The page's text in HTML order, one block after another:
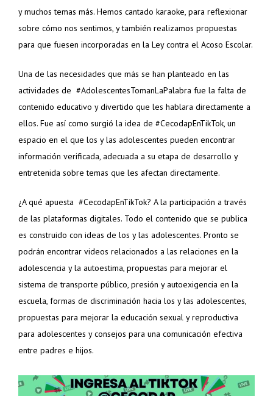
y muchos temas más. Hemos cantado karaoke, para reflexionar
sobre cómo nos sentimos, y también realizamos propuestas
para que fuesen incorporadas en la Ley contra el Acoso Escolar.
Una de las necesidades que más se han planteado en las
actividades de #AdolescentesTomanLaPalabra fue la falta de
contenido educativo y divertido que les hablara directamente a
ellos. Fue así como surgió la idea de #CecodapEnTikTok, un
espacio en el que los y las adolescentes pueden encontrar
información verificada, adecuada a su etapa de desarrollo y
entretenida sobre temas que les afectan directamente.
¿A qué apuesta #CecodapEnTikTok? A la participación a través
de las plataformas digitales. Todo el contenido que se publica
es construido con ideas de los y las adolescentes. Pronto se
podrán encontrar videos relacionados a las relaciones en la
adolescencia y la autoestima, propuestas para mejorar el
sistema de transporte público, presión y autoexigencia en la
escuela, formas de discriminación hacia los y las adolescentes,
propuestas para mejorar la educación sexual y reproductiva
para adolescentes y consejos para una comunicación efectiva
entre padres e hijos.